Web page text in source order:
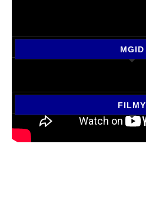
MGID
FILMY